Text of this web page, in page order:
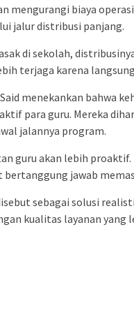
mengurangi biaya
jalur distribusi panjang.
di sekolah,
terjaga karena
menekankan bahwa
para guru. Mereka
jalannya program.
guru akan lebih proaktif.
bertanggung jawab
sebagai solusi
kualitas layanan yang